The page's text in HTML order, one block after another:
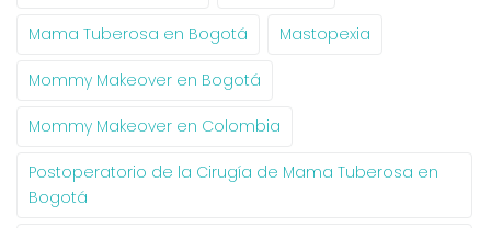
Mama Tuberosa en Bogotá Mastopexia
Mommy Makeover en Bogotá
Mommy Makeover en Colombia
Postoperatorio de la Cirugía de Mama Tuberosa en
Bogotá